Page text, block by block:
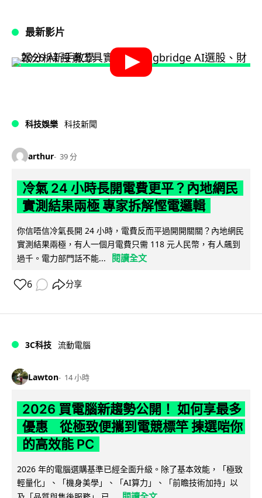
最新影片
科技娛樂 科技新聞
arthur 39 分
冷氣 24 小時長開電費更平？內地網民
實測結果兩極 專家拆解慳電邏輯
你信唔信冷氣長開 24 小時，電費反而平過開開關關？內地網民
實測結果兩極，有人一個月電費只需 118 元人民幣，有人飆到
過千。電力部門話不能...
閱讀全文
6 分享
3C科技 流動電腦
Lawton 14 小時
2026 買電腦新趨勢公開！ 如何享最多
優惠 從極致便攜到電競標竿 揀選啱你
的高效能 PC
2026 年的電腦選購基準已經全面升級。除了基本效能，「極致
輕量化」、「機身美學」、「AI算力」、「前瞻技術加持」以